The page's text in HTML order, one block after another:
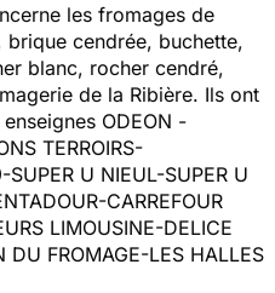
les fromages de
cendrée, buchette,
blanc, rocher cendré,
de la Ribière. Ils ont
ODEON -
TERROIRS-
SUPER U NIEUL-SUPER U
CARREFOUR
LIMOUSINE-DELICE
FROMAGE-LES HALLES